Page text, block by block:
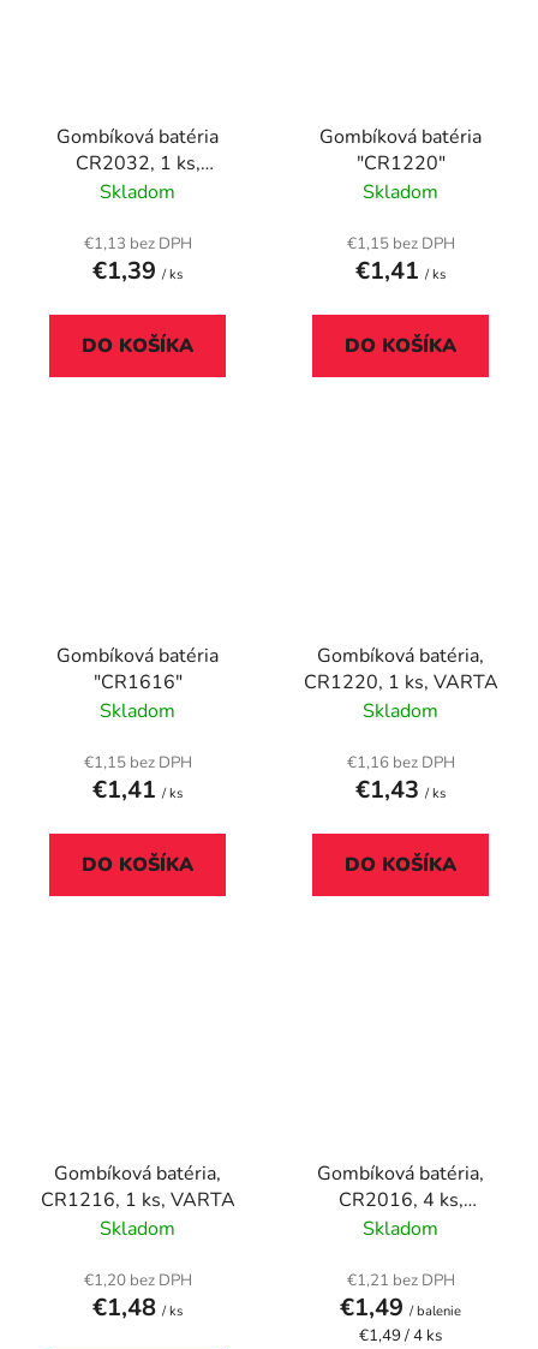
Gombíková batéria
CR2032, 1 ks,
ENERGIZER
Skladom
€1,13 bez DPH
€1,39 / ks
DO KOŠÍKA
Gombíková batéria
"CR1220"
Skladom
€1,15 bez DPH
€1,41 / ks
DO KOŠÍKA
Gombíková batéria
"CR1616"
Skladom
€1,15 bez DPH
€1,41 / ks
DO KOŠÍKA
Gombíková batéria,
CR1220, 1 ks, VARTA
Skladom
€1,16 bez DPH
€1,43 / ks
DO KOŠÍKA
Gombíková batéria,
CR1216, 1 ks, VARTA
Skladom
€1,20 bez DPH
€1,48 / ks
Gombíková batéria,
CR2016, 4 ks,
VERBATIM "Premium"
Skladom
€1,21 bez DPH
€1,49 / balenie
Jednotková
€1,49 / 4 ks